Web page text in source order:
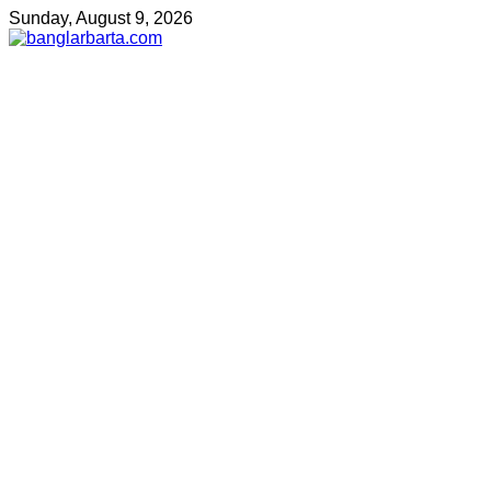
Sunday, August 9, 2026